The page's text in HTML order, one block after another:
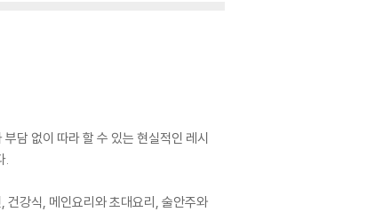
담 없이 따라 할 수 있는 현실적인 레시
.
건강식, 메인요리와 초대요리, 술안주와